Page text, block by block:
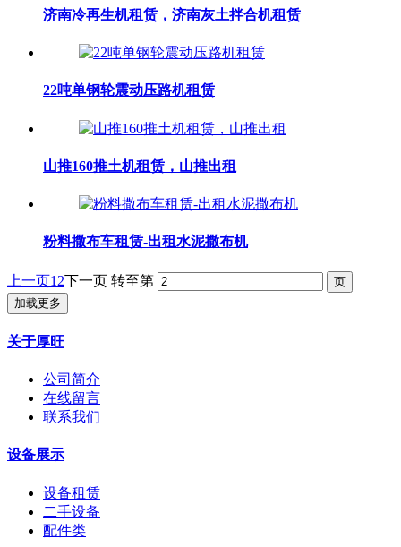
济南冷再生机租赁，济南灰土拌合机租赁
22吨单钢轮震动压路机租赁
山推160推土机租赁，山推出租
粉料撒布车租赁-出租水泥撒布机
上一页1 2下一页 转至第
加载更多
关于厚旺
公司简介
在线留言
联系我们
设备展示
设备租赁
二手设备
配件类